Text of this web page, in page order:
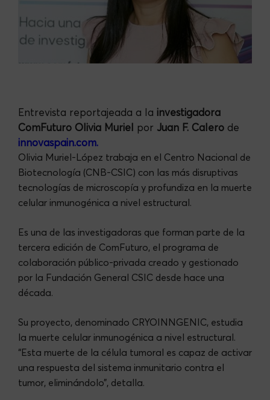
Entrevista reportajeada a la investigadora
ComFuturo Olivia Muriel por Juan F. Calero de
innovaspain.com.
Olivia Muriel-López trabaja en el Centro Nacional de
Biotecnología (CNB-CSIC) con las más disruptivas
tecnologías de microscopía y profundiza en la muerte
celular inmunogénica a nivel estructural.
Es una de las investigadoras que forman parte de la
tercera edición de ComFuturo, el programa de
colaboración público-privada creado y gestionado
por la Fundación General CSIC desde hace una
década.
Su proyecto, denominado CRYOINNGENIC, estudia
la muerte celular inmunogénica a nivel estructural.
“Esta muerte de la célula tumoral es capaz de activar
una respuesta del sistema inmunitario contra el
tumor, eliminándolo”, detalla.